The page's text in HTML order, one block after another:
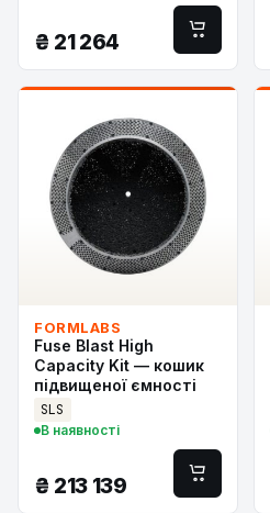
₴ 21 264
FORMLABS
Fuse Blast High
Capacity Kit — кошик
підвищеної ємності
SLS
В наявності
₴ 213 139